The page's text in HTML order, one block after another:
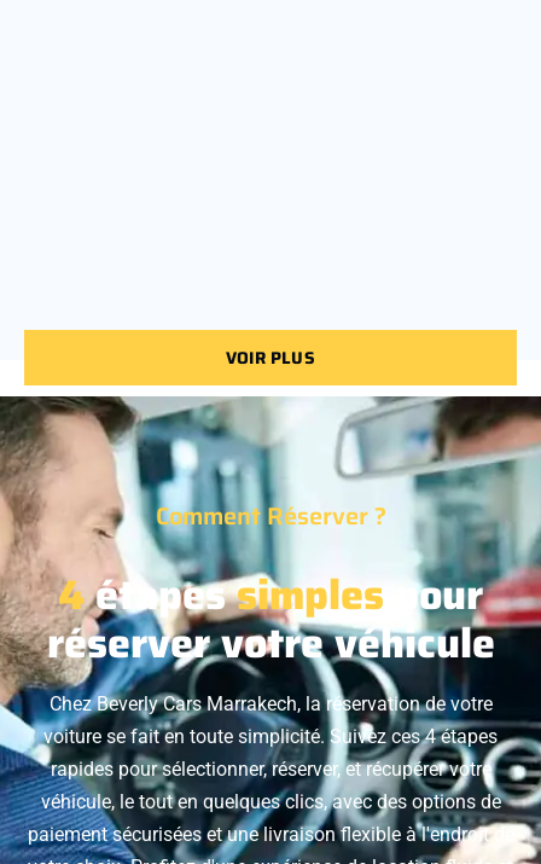
VOIR PLUS
Comment Réserver ?
4étapessimples pour
réserver votre véhicule
Chez Beverly Cars Marrakech, la réservation de votre
voiture se fait en toute simplicité. Suivez ces 4 étapes
rapides pour sélectionner, réserver, et récupérer votre
véhicule, le tout en quelques clics, avec des options de
paiement sécurisées et une livraison flexible à l'endroit de